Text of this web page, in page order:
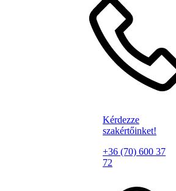
Kérdezze
szakértőinket!
+36 (70) 600 37
72